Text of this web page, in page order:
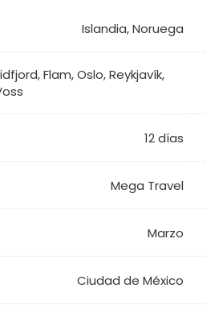
Islandia,Noruega
,Flam,Oslo,Reykjavík,
12 días
Mega Travel
Marzo
Ciudad de México